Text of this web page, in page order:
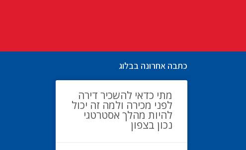
כתבה אחרונה בבלוג
מתי כדאי להשכיר דירה
לפני מכירה ולמה זה יכול
להיות מהלך אסטרטגי
נכון בצפון